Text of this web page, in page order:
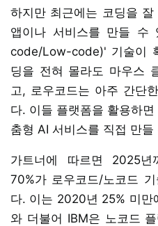
하지만 최근에는 코딩을
앱이나 서비스를 만들 수
code/Low-code)' 기술이
딩을 전혀 몰라도 마우스
고, 로우코드는 아주 간단
다. 이들 플랫폼을 활용하
춤형 AI 서비스를 직접 만들
가트너에 따르면 2025년
70%가 로우코드/노코드
다. 이는 2020년 25% 미만
와 더불어 IBM은 노코드